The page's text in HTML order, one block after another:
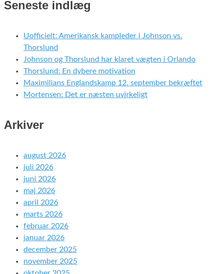
Seneste indlæg
Uofficielt: Amerikansk kampleder i Johnson vs.
Thorslund
Johnson og Thorslund har klaret vægten i Orlando
Thorslund: En dybere motivation
Maximilians Englandskamp 12. september bekræftet
Mortensen: Det er næsten uvirkeligt
Arkiver
august 2026
juli 2026
juni 2026
maj 2026
april 2026
marts 2026
februar 2026
januar 2026
december 2025
november 2025